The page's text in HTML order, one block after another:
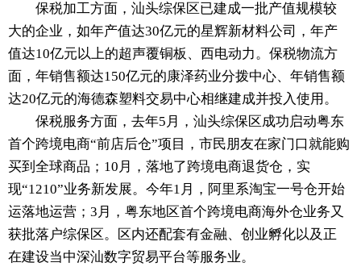
保税加工方面，汕头综保区已建成一批产值规模较
大的企业，如年产值达30亿元的星辉新材料公司，年产
值达10亿元以上的超声覆铜板、西电动力。保税物流方
面，年销售额达150亿元的康泽药业分拨中心、年销售额
达20亿元的海德森塑料交易中心相继建成并投入使用。
保税服务方面，去年5月，汕头综保区成功启动粤东
首个跨境电商“前店后仓”项目，市民朋友在家门口就能购
买到全球商品；10月，落地了跨境电商退货仓，实
现“1210”业务新发展。今年1月，阿里系淘宝一号仓开始
运落地运营；3月，粤东地区首个跨境电商海外仓业务又
获批落户综保区。区内还配套有金融、创业孵化以及正
在建设当中深汕数字贸易平台等服务业。